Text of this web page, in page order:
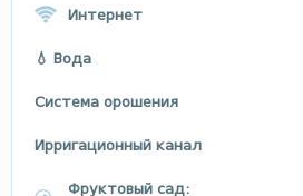
Интернет
💧 Вода
Система орошения
Ирригационный канал
Фруктовый сад: